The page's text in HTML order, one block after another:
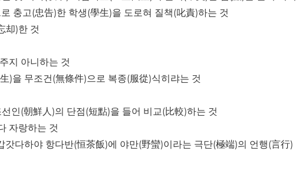
충고(忠告)한 학생(學生)을 도로혀 질책(叱責)하는 것
却)한 것
지 아니하는 것
)을 무조건(無條件)으로 복종(服從)식히랴는 것
인(朝鮮人)의 단점(短點)을 들어 비교(比較)하는 것
자랑하는 것
다하야 항다반(恒茶飯)에 야만(野蠻)이라는 극단(極端)의 언행(言行)